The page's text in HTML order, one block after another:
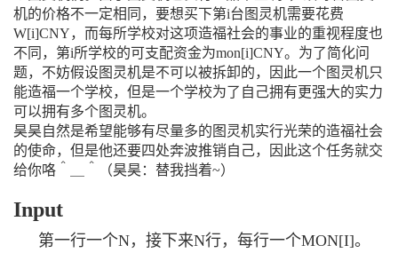
机的价格不一定相同，要想买下第i台图灵机需要花费
W[i]CNY，而每所学校对这项造福社会的事业的重视程度也
不同，第i所学校的可支配资金为mon[i]CNY。为了简化问
题，不妨假设图灵机是不可以被拆卸的，因此一个图灵机只
能造福一个学校，但是一个学校为了自己拥有更强大的实力
可以拥有多个图灵机。
昊昊自然是希望能够有尽量多的图灵机实行光荣的造福社会
的使命，但是他还要四处奔波推销自己，因此这个任务就交
给你咯＾＿＾（昊昊：替我挡着~）
Input
第一行一个N，接下来N行，每行一个MON[I]。